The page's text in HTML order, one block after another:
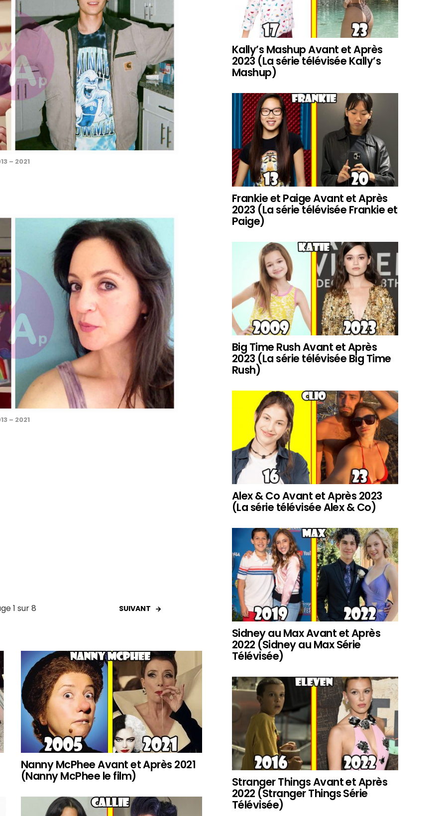
– 2021
– 2021
1 sur 8 SUIVANT
Nanny McPhee Avant et Après 2021
(Nanny McPhee le film)
Kally’s Mashup Avant et Après
2023 (La série télévisée Kally’s
Mashup)
Frankie et Paige Avant et Après
2023 (La série télévisée Frankie et
Paige)
Big Time Rush Avant et Après
2023 (La série télévisée Big Time
Rush)
Alex & Co Avant et Après 2023
(La série télévisée Alex & Co)
Sidney au Max Avant et Après
2022 (Sidney au Max Série
Télévisée)
Stranger Things Avant et Après
2022 (Stranger Things Série
Télévisée)